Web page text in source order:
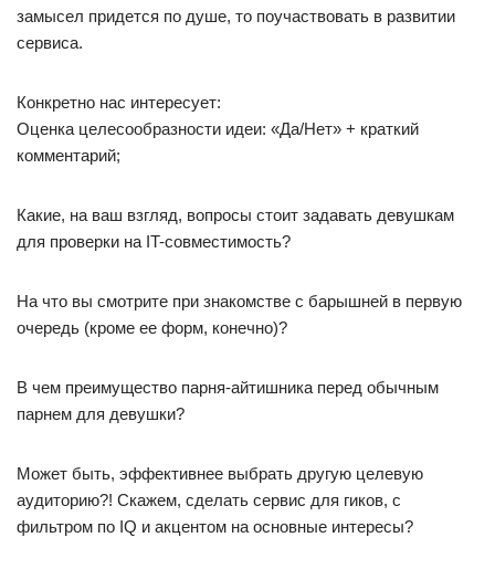
замысел придется по душе, то поучаствовать в развитии
сервиса.
Конкретно нас интересует:
Оценка целесообразности идеи: «Да/Нет» + краткий
комментарий;
Какие, на ваш взгляд, вопросы стоит задавать девушкам
для проверки на IT-совместимость?
На что вы смотрите при знакомстве с барышней в первую
очередь (кроме ее форм, конечно)?
В чем преимущество парня-айтишника перед обычным
парнем для девушки?
Может быть, эффективнее выбрать другую целевую
аудиторию?! Скажем, сделать сервис для гиков, с
фильтром по IQ и акцентом на основные интересы?